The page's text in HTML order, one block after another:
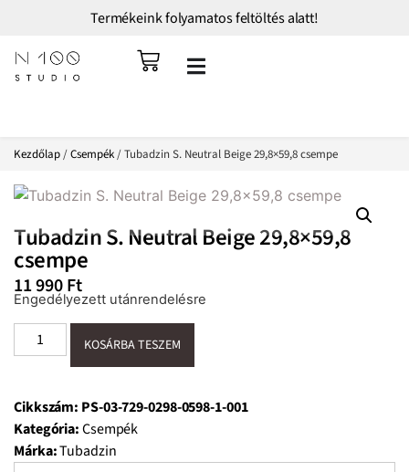
Termékeink folyamatos feltöltés alatt!
Kezdőlap/Csempék/ Tubadzin S. Neutral Beige 29,8×59,8 csempe
Tubadzin S. Neutral Beige 29,8×59,8
csempe
11 990Ft
Engedélyezett utánrendelésre
KOSÁRBA TESZEM
Cikkszám: PS-03-729-0298-0598-1-001
Kategória:Csempék
Márka:Tubadzin